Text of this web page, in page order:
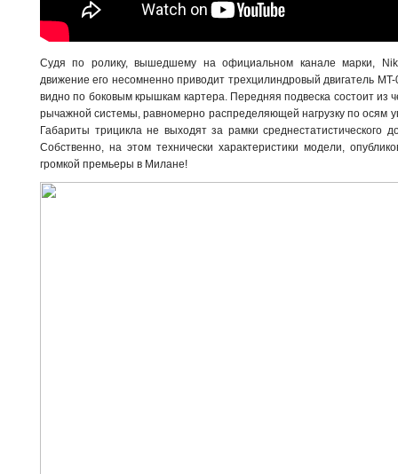
Судя по ролику, вышедшему на официальном канале марки,
движение его несомненно приводит трехцилиндровый двигатель
видно по боковым крышкам картера. Передняя подвеска состоит из
рычажной системы, равномерно распределяющей нагрузку по осям
Габариты трицикла не выходят за рамки
Собственно, на этом технически характеристики модели,
громкой премьеры в Милане!